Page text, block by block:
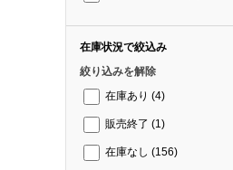
在庫状況で絞込み
絞り込みを解除
在庫あり (4)
販売終了 (1)
在庫なし (156)